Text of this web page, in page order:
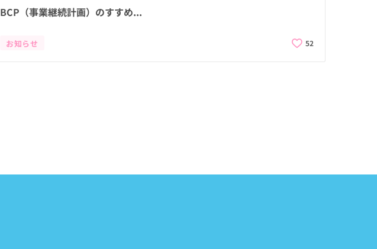
BCP（事業継続計画）のすすめ...
お知らせ 52